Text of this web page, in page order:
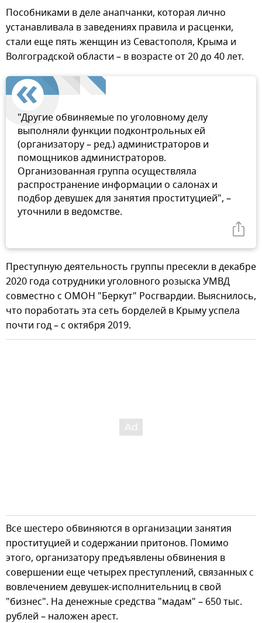
Пособниками в деле анапчанки, которая лично
устанавливала в заведениях правила и расценки,
стали еще пять женщин из Севастополя, Крыма и
Волгоградской области – в возрасте от 20 до 40 лет.
"Другие обвиняемые по уголовному делу
выполняли функции подконтрольных ей
(организатору – ред.) администраторов и
помощников администраторов.
Организованная группа осуществляла
распространение информации о салонах и
подбор девушек для занятия проституцией", –
уточнили в ведомстве.
Преступную деятельность группы пресекли в декабре
2020 года сотрудники уголовного розыска УМВД
совместно с ОМОН "Беркут" Росгвардии. Выяснилось,
что поработать эта сеть борделей в Крыму успела
почти год – с октября 2019.
Все шестеро обвиняются в организации занятия
проституцией и содержании притонов. Помимо
этого, организатору предъявлены обвинения в
совершении еще четырех преступлений, связанных с
вовлечением девушек-исполнительниц в свой
"бизнес". На денежные средства "мадам" – 650 тыс.
рублей – наложен арест.